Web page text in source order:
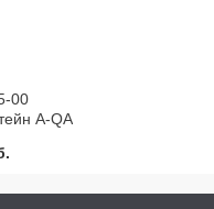
00
A-QA